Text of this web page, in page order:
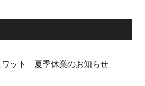
ワット 夏季休業のお知らせ